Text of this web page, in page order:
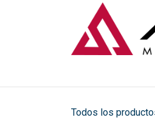
Todos los